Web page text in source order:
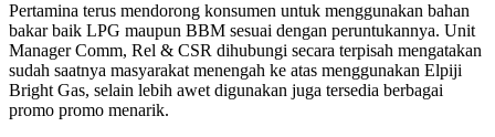
Pertamina terus mendorong konsumen untuk menggunakan bahan
bakar baik LPG maupun BBM sesuai dengan peruntukannya. Unit
Manager Comm, Rel & CSR dihubungi secara terpisah mengatakan
sudah saatnya masyarakat menengah ke atas menggunakan Elpiji
Bright Gas, selain lebih awet digunakan juga tersedia berbagai
promo promo menarik.